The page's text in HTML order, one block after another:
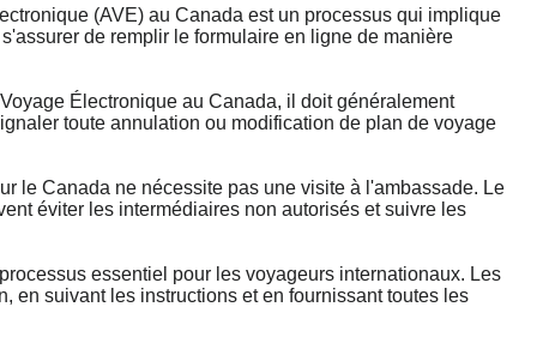
(AVE) au Canada est un processus qui implique
de remplir le formulaire en ligne de manière
Électronique au Canada, il doit généralement
toute annulation ou modification de plan de voyage
le Canada ne nécessite pas une visite à l'ambassade. Le
éviter les intermédiaires non autorisés et suivre les
essentiel pour les voyageurs internationaux. Les
en suivant les instructions et en fournissant toutes les